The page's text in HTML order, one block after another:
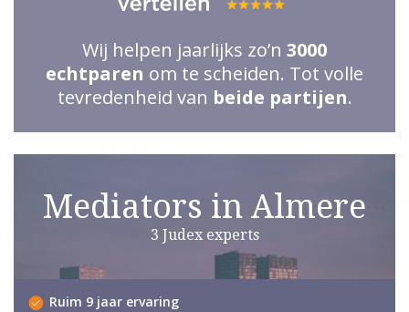
Totale
waardering:
5
van
Wij helpen jaarlijks zo’n 3000
echtparen om te scheiden. Tot volle
tevredenheid van beide partijen.
Mediators in Almere
3 Judex experts
Ruim 9 jaar ervaring